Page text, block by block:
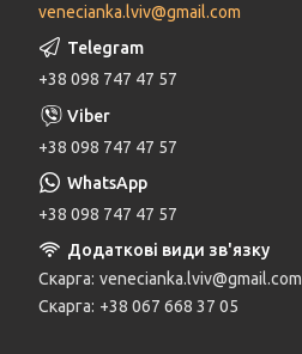
venecianka.lviv@gmail.com
+38 098 747 47 57
+38 098 747 47 57
+38 098 747 47 57
Скарга venecianka.lviv@gmail.com
Скарга +38 067 668 37 05